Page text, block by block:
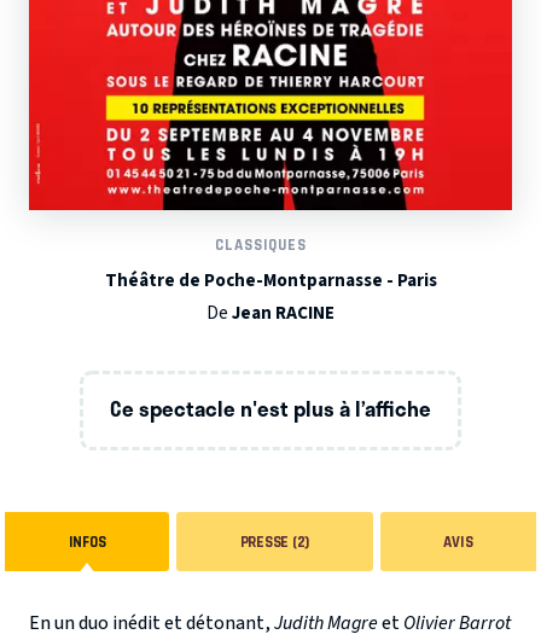
CLASSIQUES
Théâtre de Poche-Montparnasse - Paris
DeJean RACINE
Ce spectacle n'est plus à l’affiche
INFOS PRESSE (2) AVIS
En un duo inédit et détonant,Judith MagreetOlivier Barrot